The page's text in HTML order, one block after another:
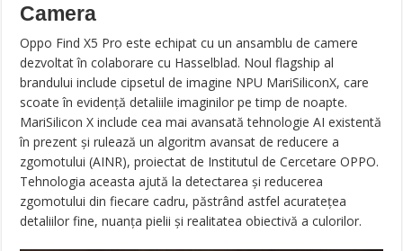
Camera
Oppo Find X5 Pro este echipat cu un ansamblu de camere
dezvoltat în colaborare cu Hasselblad. Noul flagship al
brandului include cipsetul de imagine NPU MariSiliconX, care
scoate în evidență detaliile imaginilor pe timp de noapte.
MariSilicon X include cea mai avansată tehnologie AI existentă
în prezent și rulează un algoritm avansat de reducere a
zgomotului (AINR), proiectat de Institutul de Cercetare OPPO.
Tehnologia aceasta ajută la detectarea și reducerea
zgomotului din fiecare cadru, păstrând astfel acuratețea
detaliilor fine, nuanța pielii și realitatea obiectivă a culorilor.